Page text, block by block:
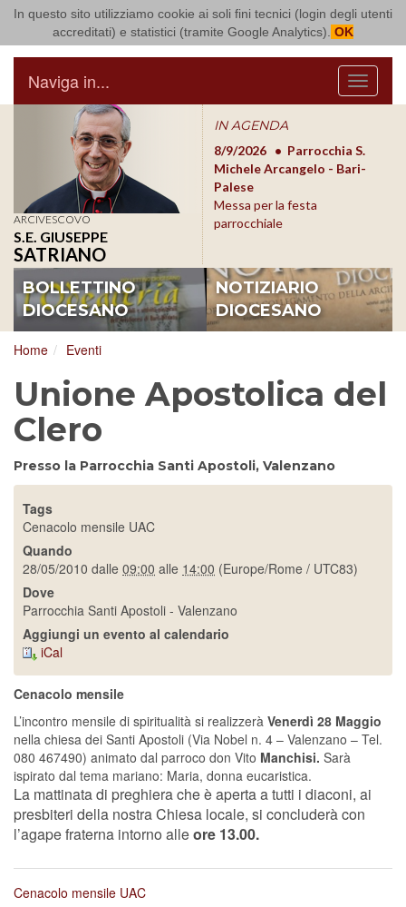
In questo sito utilizziamo cookie ai soli fini tecnici (login degli utenti
accreditati) e statistici (tramite Google Analytics). OK
Arcidiocesi di Bari Bitonto
Menu
Naviga in...
ARCIVESCOVO
S.E. GIUSEPPE
SATRIANO
IN AGENDA
8/17/2026
Conversano
Conferenza Episcopale
Pugliese
8/9/2026
Parrocchia S.
Michele Arcangelo - Bari-
Palese
Messa per la festa
parrocchiale
BOLLETTINO
DIOCESANO
NOTIZIARIO
DIOCESANO
Home Eventi
Unione Apostolica del
Clero
Presso la Parrocchia Santi Apostoli, Valenzano
Tags
Cenacolo mensile UAC
Quando
28/05/2010 dalle 09:00 alle 14:00 (Europe/Rome / UTC83)
Dove
Parrocchia Santi Apostoli - Valenzano
Aggiungi un evento al calendario
iCal
Cenacolo mensile
L’incontro mensile di spiritualità si realizzerà Venerdì 28 Maggio
nella chiesa dei Santi Apostoli (Via Nobel n. 4 – Valenzano – Tel.
080 467490) animato dal parroco don Vito Manchisi. Sarà
ispirato dal tema mariano: Maria, donna eucaristica.
La mattinata di preghiera che è aperta a tutti i diaconi, ai
presbiteri della nostra Chiesa locale, si concluderà con
l’agape fraterna intorno alleore 13.00.
Cenacolo mensile UAC